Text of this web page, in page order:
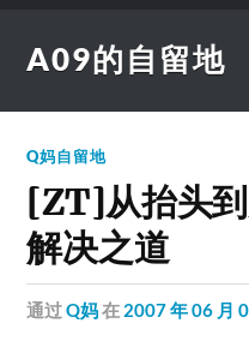
A09的自留地
Q妈自留地
[ZT]从抬头
解决之道
通过Q妈在 2007 年 06 月